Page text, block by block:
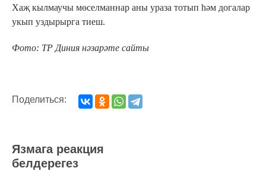
Хаҗ кылмаучы мөселманнар аны ураза тотып һәм догалар
укып уздырырга тиеш.
Фото: ТР Диния нәзарәте сайты
Поделиться:
Язмага реакция
белдерегез